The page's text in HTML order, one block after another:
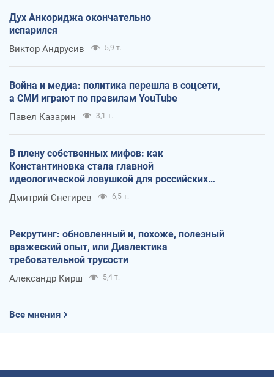
Дух Анкориджа окончательно
испарился
Виктор Андрусив 5,9 т.
Война и медиа: политика перешла в соцсети,
а СМИ играют по правилам YouTube
Павел Казарин 3,1 т.
В плену собственных мифов: как
Константиновка стала главной
идеологической ловушкой для российских
оккупантов
Дмитрий Снегирев 6,5 т.
Рекрутинг: обновленный и, похоже, полезный
вражеский опыт, или Диалектика
требовательной трусости
Александр Кирш 5,4 т.
Все мнения